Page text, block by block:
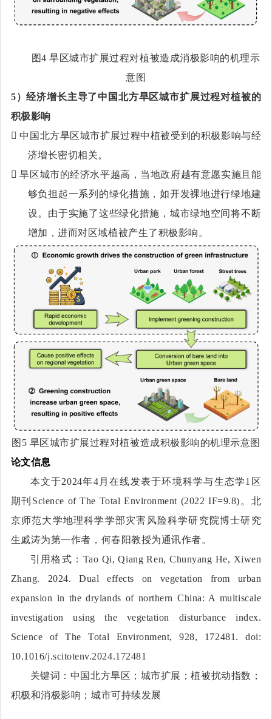
图4 旱区城市扩展过程对植被造成消极影响的机理示
意图
5）经济增长主导了中国北方旱区城市扩展过程对植被的
积极影响
 中国北方旱区城市扩展过程中植被受到的积极影响与经
济增长密切相关。
 旱区城市的经济水平越高，当地政府越有意愿实施且能
够负担起一系列的绿化措施，如开发裸地进行绿地建
设。由于实施了这些绿化措施，城市绿地空间将不断
增加，进而对区域植被产生了积极影响。
图 5 旱区城市扩展过程对植被造成积极影响的机理示意图
论文信息
本文于2024年4 月在线发表于环境科学与生态学1 区
期刊 Science of The Total Environment (2022 IF=9.8)。北
京师范大学地理科学学部灾害风险科学研究院博士研究
生戚涛为第一作者，何春阳教授为通讯作者。
引用格式： Tao Qi, Qiang Ren, Chunyang He, Xiwen
Zhang. 2024. Dual effects on vegetation from urban
expansion in the drylands of northern China: A multiscale
investigation using the vegetation disturbance index.
Science of The Total Environment, 928, 172481. doi:
10.1016/j.scitotenv.2024.172481
关键词： 中国北方旱区；城市扩展；植被扰动指数；
积极和消极影响 ；城市可持续发展